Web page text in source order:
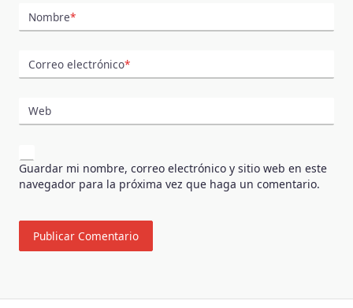
Nombre*
Correo electrónico*
Web
Guardar mi nombre, correo electrónico y sitio web en este
navegador para la próxima vez que haga un comentario.